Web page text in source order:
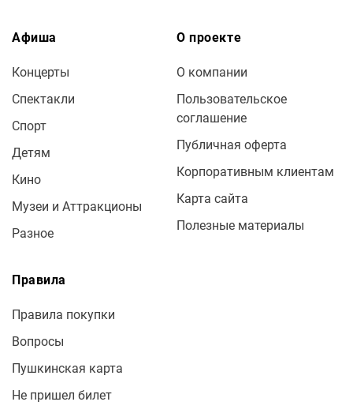
Афиша
Концерты
Спектакли
Спорт
Детям
Кино
Музеи и Аттракционы
Разное
О проекте
О компании
Пользовательское
соглашение
Публичная оферта
Корпоративным клиентам
Карта сайта
Полезные материалы
Правила
Правила покупки
Вопросы
Пушкинская карта
Не пришел билет